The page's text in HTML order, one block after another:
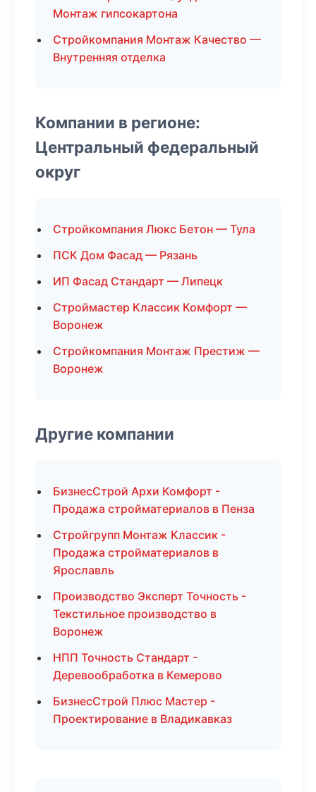
Монтаж гипсокартона
Стройкомпания Монтаж Качество —
Внутренняя отделка
Компании в регионе:
Центральный федеральный
округ
Стройкомпания Люкс Бетон — Тула
ПСК Дом Фасад — Рязань
ИП Фасад Стандарт — Липецк
Строймастер Классик Комфорт —
Воронеж
Стройкомпания Монтаж Престиж —
Воронеж
Другие компании
БизнесСтрой Архи Комфорт -
Продажа стройматериалов в Пенза
Стройгрупп Монтаж Классик -
Продажа стройматериалов в
Ярославль
Производство Эксперт Точность -
Текстильное производство в
Воронеж
НПП Точность Стандарт -
Деревообработка в Кемерово
БизнесСтрой Плюс Мастер -
Проектирование в Владикавказ